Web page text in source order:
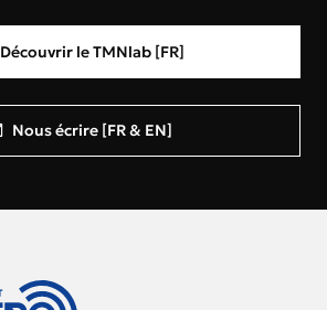
Découvrir le TMNlab [FR]
Nous écrire [FR & EN]